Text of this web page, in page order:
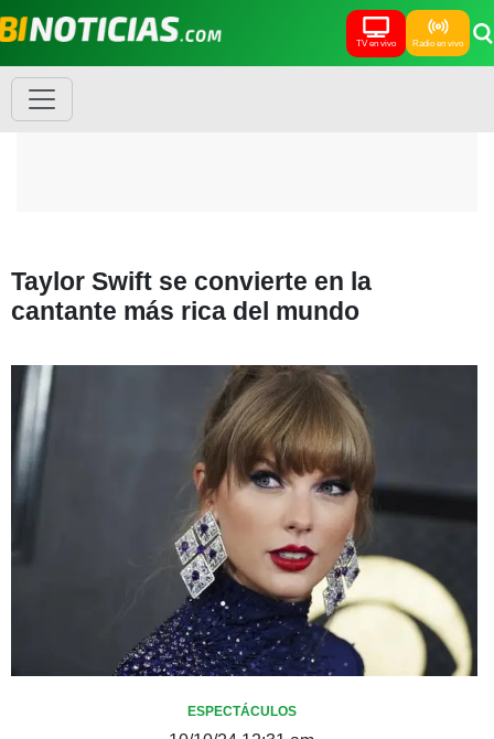
TV en vivo Radio en vivo
Taylor Swift se convierte en la
cantante más rica del mundo
ESPECTÁCULOS